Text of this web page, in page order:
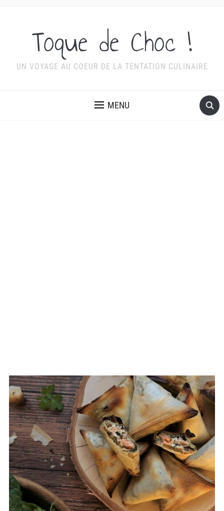
Toque de Choc !
UN VOYAGE AU COEUR DE LA TENTATION CULINAIRE
MENU